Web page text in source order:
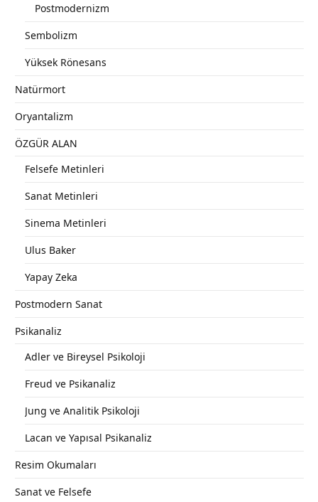
Postmodernizm
Sembolizm
Yüksek Rönesans
Natürmort
Oryantalizm
ÖZGÜR ALAN
Felsefe Metinleri
Sanat Metinleri
Sinema Metinleri
Ulus Baker
Yapay Zeka
Postmodern Sanat
Psikanaliz
Adler ve Bireysel Psikoloji
Freud ve Psikanaliz
Jung ve Analitik Psikoloji
Lacan ve Yapısal Psikanaliz
Resim Okumaları
Sanat ve Felsefe